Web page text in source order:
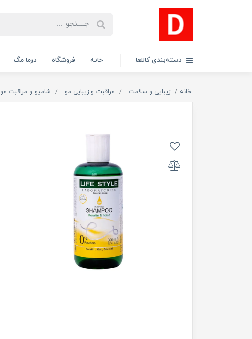
دسته‌بندی کالاها خانه فروشگاه درما مگ
خانه زیبایی و سلامت مراقبت و زیبایی مو شامپو و مراقبت مو